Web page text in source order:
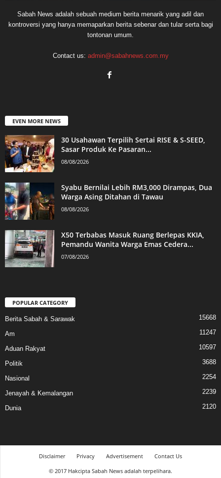
Sabah News adalah sebuah medium berita menarik yang adil dan
kontroversi yang hanya memaparkan berita sebenar dan tular serta bagi
tontonan umum.
Contact us: admin@sabahnews.com.my
EVEN MORE NEWS
30 Usahawan Terpilih Sertai RISE & S-SEED,
Sasar Produk Ke Pasaran...
08/08/2026
Syabu Bernilai Lebih RM3,000 Dirampas, Dua
Warga Asing Ditahan di Tawau
08/08/2026
X50 Terbabas Masuk Ruang Berlepas KKIA,
Pemandu Wanita Warga Emas Cedera...
07/08/2026
POPULAR CATEGORY
Berita Sabah & Sarawak 15668
Am 11247
Aduan Rakyat 10597
Politik 3688
Nasional 2254
Jenayah & Kemalangan 2239
Dunia 2120
Disclaimer Privacy Advertisement
Contact Us
© 2017 Hakcipta Sabah News adalah terpelihara.